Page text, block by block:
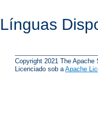
Línguas
Copyright 2021 The Apache
Licenciado sob a Apache